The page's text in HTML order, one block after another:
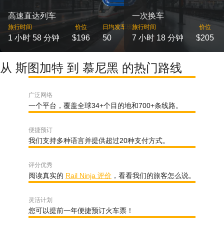
高速直达列车
旅行时间
1 小时 58 分钟
价位
$196
日均发车班次
50
一次换车
旅行时间
7 小时 18 分钟
价位
$205
从 斯图加特 到 慕尼黑 的热门路线
广泛网络
一个平台，覆盖全球34+个目的地和700+条线路。
便捷预订
我们支持多种语言并提供超过20种支付方式。
评分优秀
阅读真实的 Rail Ninja 评价 ，看看我们的旅客怎么说。
灵活计划
您可以提前一年便捷预订火车票！